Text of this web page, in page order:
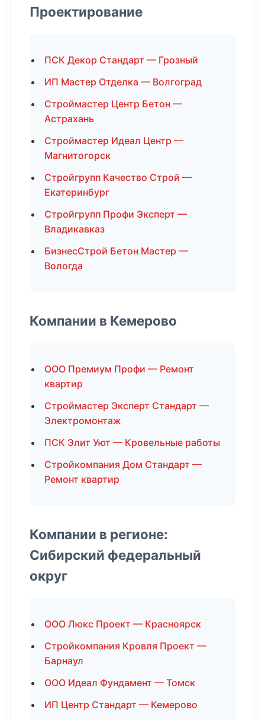
Проектирование
ПСК Декор Стандарт — Грозный
ИП Мастер Отделка — Волгоград
Строймастер Центр Бетон —
Астрахань
Строймастер Идеал Центр —
Магнитогорск
Стройгрупп Качество Строй —
Екатеринбург
Стройгрупп Профи Эксперт —
Владикавказ
БизнесСтрой Бетон Мастер —
Вологда
Компании в Кемерово
ООО Премиум Профи — Ремонт
квартир
Строймастер Эксперт Стандарт —
Электромонтаж
ПСК Элит Уют — Кровельные работы
Стройкомпания Дом Стандарт —
Ремонт квартир
Компании в регионе:
Сибирский федеральный
округ
ООО Люкс Проект — Красноярск
Стройкомпания Кровля Проект —
Барнаул
ООО Идеал Фундамент — Томск
ИП Центр Стандарт — Кемерово